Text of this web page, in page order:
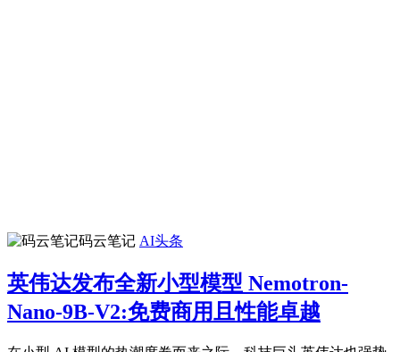
码云笔记 AI头条
英伟达发布全新小型模型 Nemotron-
Nano-9B-V2:免费商用且性能卓越